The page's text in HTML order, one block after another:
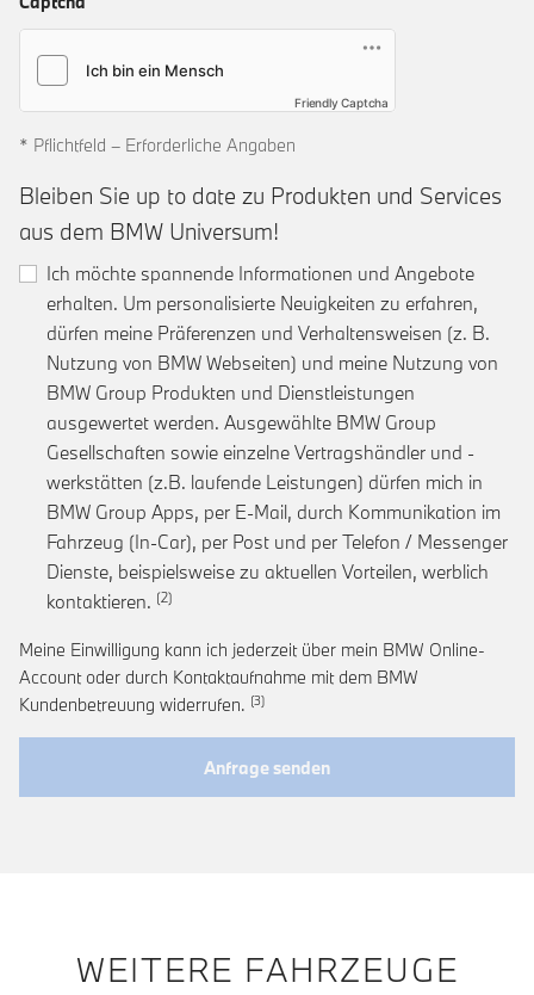
Friendly Captcha
* Pflichtfeld – Erforderliche Angaben
Bleiben Sie up to date zu Produkten und Services
aus dem BMW Universum!
Ich möchte spannende Informationen und Angebote
erhalten. Um personalisierte Neuigkeiten zu erfahren,
dürfen meine Präferenzen und Verhaltensweisen (z. B.
Nutzung von BMW Webseiten) und meine Nutzung von
BMW Group Produkten und Dienstleistungen
ausgewertet werden. Ausgewählte BMW Group
Gesellschaften sowie einzelne Vertragshändler und -
werkstätten (z.B. laufende Leistungen) dürfen mich in
BMW Group Apps, per E-Mail, durch Kommunikation im
Fahrzeug (In-Car), per Post und per Telefon / Messenger
Dienste, beispielsweise zu aktuellen Vorteilen, werblich
kontaktieren. Link zur Fußnote: Einwilligung zur
Meine Einwilligung kann ich jederzeit über mein BMW Online-
Account oder durch Kontaktaufnahme mit dem BMW
Kundenbetreuung widerrufen. Link zur Fußnote: Widerruf der
Anfrage senden
WEITERE FAHRZEUGE